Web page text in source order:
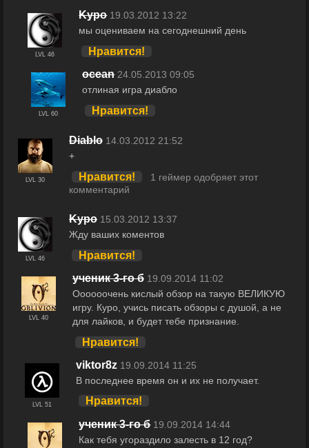
LVL 46
Kypo 19.03.2012 13:22
мы оцениваем на сегоднешний день
Нравится!
LVL 60
ocean 24.05.2013 09:05
отлиная игра диабло
Нравится!
LVL 30
Diablo 14.03.2012 21:52
+
Нравится!
1 геймер одобряет этот
комментарий
LVL 46
Kypo 15.03.2012 13:37
Жду ваших коментов
Нравится!
LVL 40
yченик 3-го б 19.09.2014 11:02
Оооооочень кислый обзор на такую ВЕЛИКУЮ
игру. Куро, учись писать обзоры с душой, а не
для лайков, и будет тебе признание.
Нравится!
LVL 51
viktor8z 19.09.2014 11:25
В последнее время он и их не получает.
Нравится!
yченик 3-го б 19.09.2014 14:44
Как тебя угораздило залесть в 12 год?